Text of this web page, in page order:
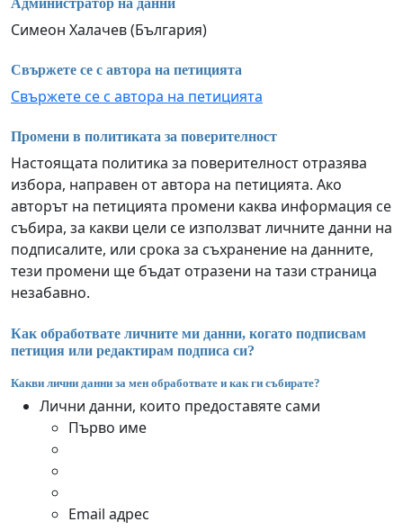
Симеон Халачев (България)
Свържете се с автора на петицията
Свържете се с автора на петицията
Промени в политиката за поверителност
Настоящата политика за поверителност отразява
избора, направен от автора на петицията. Ако
авторът на петицията промени каква информация се
събира, за какви цели се използват личните данни на
подписалите, или срока за съхранение на данните,
тези промени ще бъдат отразени на тази страница
незабавно.
Как обработвате личните ми данни, когато подписвам
петиция или редактирам подписа си?
Какви лични данни за мен обработвате и как ги събирате?
Лични данни, които предоставяте сами
Първо име
Email адрес